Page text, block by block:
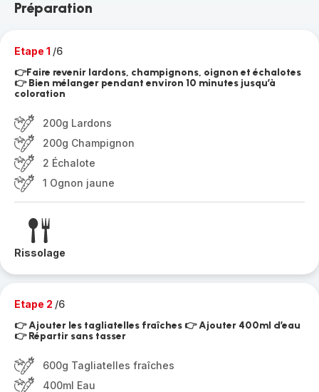
Préparation
Etape 1 /6
👉Faire revenir lardons, champignons, oignon et échalotes
👉 Bien mélanger pendant environ 10 minutes jusqu’à
coloration
200g Lardons
200g Champignon
2 Échalote
1 Ognon jaune
Rissolage
Etape 2 /6
👉 Ajouter les tagliatelles fraîches 👉 Ajouter 400ml d’eau
👉 Répartir sans tasser
600g Tagliatelles fraîches
400ml Eau